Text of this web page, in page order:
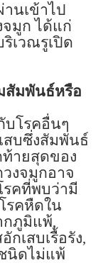
นเข้าไป
มูก ได้แก่
เวณรูเปิด
สัมพันธ์หรือ
บโรคอื่นๆ
สบซึ่งสัมพันธ์
ท้ายสุดของ
งจมูกอาจ
รคที่พบว่ามี
รคหืดใน
กภูมิแพ้,
กเสบเรื้อรัง,
นิดไม่แพ้